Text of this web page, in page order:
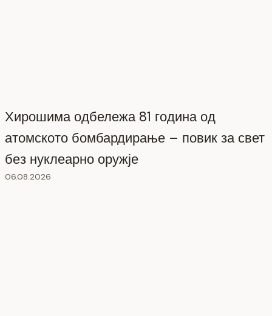
Хирошима одбележа 81 година од
атомското бомбардирање – повик за свет
без нуклеарно оружје
06.08.2026